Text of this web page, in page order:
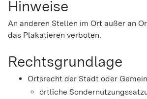
Hinweise
An anderen Stellen im Ort außer an
das Plakatieren verboten.
Rechtsgrundlage
Ortsrecht der Stadt oder
örtliche